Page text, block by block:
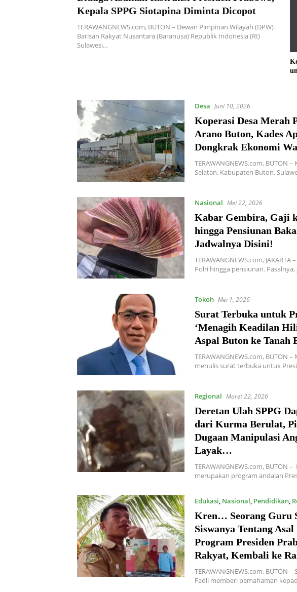
Kepala SPPG Siotapina Diminta Dicopot
TERAWANGNEWS.com, BUTON – Dewan Pimpinan Wilayah (DPW)
Barisan Rakyat Nusantara (Baranusa) Republik Indonesia (RI)
Sulawesi…
Desa Juni 10, 2026
Koperasi Desa Merah
Arano Buton, Kades
Dongkrak Ekonomi
TERAWANGNEWS.com, BUTON
Selatan, Kabupaten Buton,
Nasional Mei 22, 2026
Kabar Gembira, Gaji
hingga Pensiunan
Jadwalnya Disini!
TERAWANGNEWS.com,
Polri hingga pensiunan.
Tokoh Mei 1, 2026
Surat Terbuka untuk
‘Menagih Keadilan
Aspal Buton ke Tanah
TERAWANGNEWS.com, BUTON
menulis surat terbuka untuk
Regional Maret 22, 2026
Deretan Ulah SPPG
dari Kurma Berulat,
Dugaan Manipulasi
Layak…
TERAWANGNEWS.com, BUTON
merupakan program andalan
Edukasi Nasional Pendidikan,
Kren… Seorang Guru
Siswanya Tentang
Program Presiden
Rakyat, Kembali ke
TERAWANGNEWS.com, BUTON
Fadli memberi pemahaman